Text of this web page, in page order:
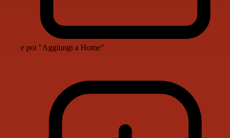
e poi "Aggiungi a Home"